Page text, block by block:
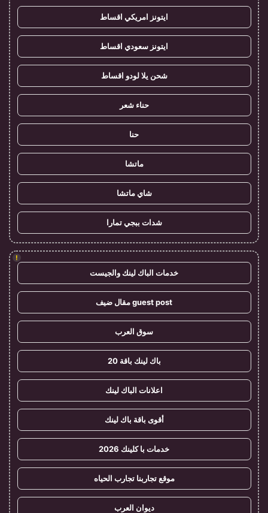
ايتونز امريكي اقساط
ايتونز سعودي اقساط
شحن يلا لودو اقساط
حناء شعر
حنا
ماتشا
شاي ماتشا
شدات ببجي تمارا
!
خدمات الباك لينك والجيست
guest post مقال ضيف
سوق العرب
باك لينك باقة 20
اعلانات الباك لينك
أقوى باقة باك لينك
خدمات با كلينك 2026
موقع تجاربنا تجارب الحياه
ديوان العرب